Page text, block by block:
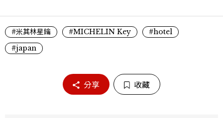
#米其林星鑰 #MICHELIN Key
#hotel
#japan
分享 收藏